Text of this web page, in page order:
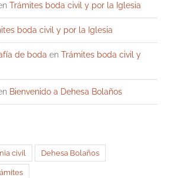
Trámites boda civil y por la Iglesia
boda civil y por la Iglesia
de boda en Trámites boda civil y
Bienvenido a Dehesa Bolaños
civil Dehesa Bolaños